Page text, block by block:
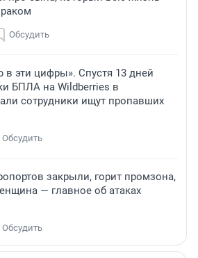
Обсудить
в эти цифры». Спустя 13 дней
БПЛА на Wildberries в
сотрудники ищут пропавших
Обсудить
закрыли, горит промзона,
— главное об атаках
Обсудить